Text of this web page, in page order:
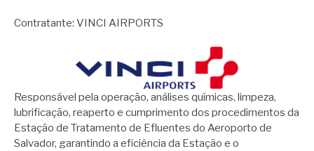
Contratante: VINCI AIRPORTS
Responsável pela operação, análises químicas, limpeza,
lubrificação, reaperto e cumprimento dos procedimentos da
Estação de Tratamento de Efluentes do Aeroporto de
Salvador, garantindo a eficiência da Estação e o